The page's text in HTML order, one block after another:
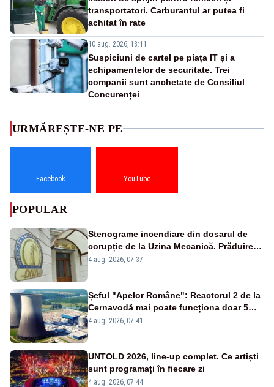
transportatori. Carburantul ar putea fi
achitat în rate
10 aug. 2026, 13:11
Suspiciuni de cartel pe piața IT și a
echipamentelor de securitate. Trei
companii sunt anchetate de Consiliul
Concurenței
URMĂREȘTE-NE PE
Facebook YouTube
POPULAR
Stenograme incendiare din dosarul de
corupție de la Uzina Mecanică. Prăduirea
banilor din programul SAFE, interceptată
4 aug. 2026, 07:37
Șeful "Apelor Române": Reactorul 2 de la
Cernavodă mai poate funcționa doar 5
zile
4 aug. 2026, 07:41
UNTOLD 2026, line-up complet. Ce artiști
sunt programați în fiecare zi
4 aug. 2026, 07:44